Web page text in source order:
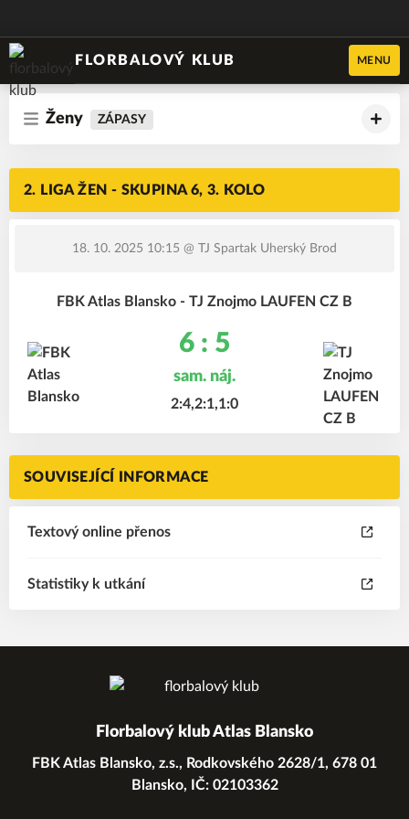
FLORBALOVÝ KLUB MENU
Ženy ZÁPASY
2. LIGA ŽEN - SKUPINA 6, 3. KOLO
18. 10. 2025 10:15 @ TJ Spartak Uherský Brod
FBK Atlas Blansko - TJ Znojmo LAUFEN CZ B
6 : 5
sam. náj.
2:4,2:1,1:0
SOUVISEJÍCÍ INFORMACE
Textový online přenos
Statistiky k utkání
Florbalový klub Atlas Blansko
FBK Atlas Blansko, z.s., Rodkovského 2628/1, 678 01
Blansko, IČ: 02103362